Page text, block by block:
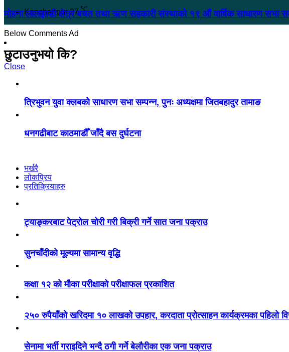
Kanchanpur 27℃
मोहना लालझाडी क्षेत्र बचत तथा ऋण सहकारी संस्थाको १९ औं वार्षिक साधारण सभा
Below Comments Ad
छुटाउनुभयो कि?
Close
त्रिभुवन युवा क्लबको साधारण सभा सम्पन्न, पुनः अध्यक्षमा जितबहादुर तामाङ
धनगढीबाट काठमाडौँ जाँदै बस दुर्घटना
भर्खरै
लोकप्रिय
प्रतिक्रियाहरु
ट्याङ्करबाट पेट्रोल चोरी गरी बिक्री गर्ने सात जना पक्राउ
सुनचाँदीको मूल्यमा सामान्य वृद्धि
कक्षा १२ को मौका परीक्षाको परीक्षाफल प्रकाशित
२५० रुपैयाँको खरिदमा १० लाखको उपहार, करदाता प्रोत्साहन कार्यक्रमका पहिलो
सेनामा भर्ती गराइदिने भन्दै ठगी गर्ने बेलौरीका एक जना पक्राउ